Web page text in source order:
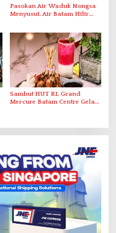
Pasokan Air Waduk Nongsa
Menyusut, Air Batam Hilir
Sambut HUT RI, Grand
Mercure Batam Centre Gelar